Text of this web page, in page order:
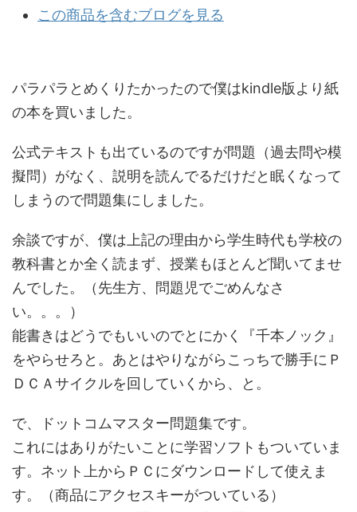
この商品を含むブログを見る
パラパラとめくりたかったので僕はkindle版より紙
の本を買いました。
公式テキストも出ているのですが問題（過去問や模
擬問）がなく、説明を読んでるだけだと眠くなって
しまうので問題集にしました。
余談ですが、僕は上記の理由から学生時代も学校の
教科書とか全く読まず、授業もほとんど聞いてませ
んでした。（先生方、問題児でごめんなさ
い。。。）
能書きはどうでもいいのでとにかく『千本ノック』
をやらせろと。あとはやりながらこっちで勝手にＰ
ＤＣＡサイクルを回していくから、と。
で、ドットコムマスター問題集です。
これにはありがたいことに学習ソフトもついていま
す。ネット上からＰＣにダウンロードして使えま
す。（商品にアクセスキーがついている）